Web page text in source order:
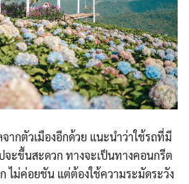
ากตัวเมืองอีกด้วย แนะนำว่าใช้รถที่มี
จะขึ้นสะดวก ทางจะเป็นทางคอนกรีต
ไม่ค่อยชัน แต่ต้องใช้ความระมัดระวัง